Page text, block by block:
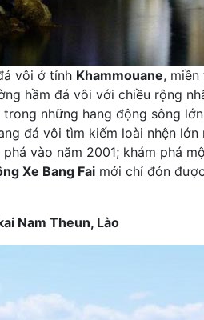
vôi ở tỉnh Khammouane,
hầm đá vôi với chiều rộng
những hang động sông
đá vôi tìm kiếm loài nhện
vào năm 2001; khám phá
Xe Bang Fai mới chỉ đón
Nam Theun, Lào